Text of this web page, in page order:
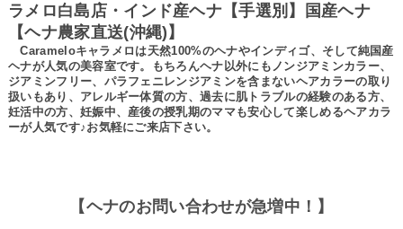
ラメロ白島店・インド産ヘナ【手選別】国産ヘナ
【ヘナ農家直送(沖縄)】
Carameloキャラメロは天然100%のヘナやインディゴ、そして純国産
ヘナが人気の美容室です。もちろんヘナ以外にもノンジアミンカラー、
ジアミンフリー、パラフェニレンジアミンを含まないヘアカラーの取り
扱いもあり、アレルギー体質の方、過去に肌トラブルの経験のある方、
妊活中の方、妊娠中、産後の授乳期のママも安心して楽しめるヘアカラ
ーが人気です♪お気軽にご来店下さい。
【ヘナのお問い合わせが急増中！】